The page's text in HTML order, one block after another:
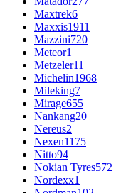
Maxtrek6
Maxxis1911
Mazzini720
Meteor1
Metzeler11
Michelin1968
Mileking7
Mirage655
Nankang20
Nereus2
Nexen1175
Nitto94
Nokian Tyres572
Nordexx1